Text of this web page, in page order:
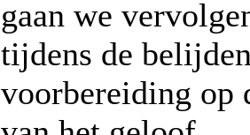
gaan we
tijdens de
voorbereiding op